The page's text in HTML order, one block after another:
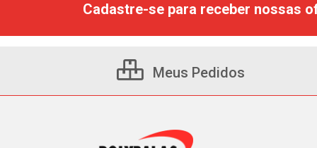
Cadastre-se para receber nossas
Meus Pedidos